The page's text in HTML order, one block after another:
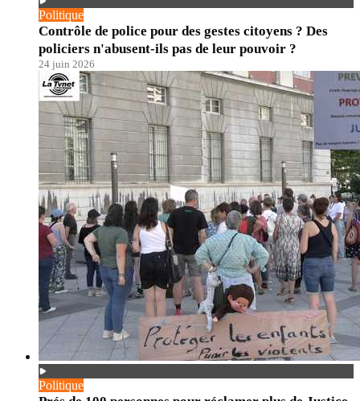
Politique
Contrôle de police pour des gestes citoyens ? Des
policiers n'abusent-ils pas de leur pouvoir ?
24 juin 2026
Politique